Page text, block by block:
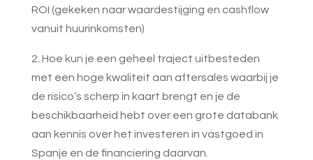
ROI (gekeken naar waardestijging en cashflow
vanuit huurinkomsten)
2. Hoe kun je een geheel traject uitbesteden
met een hoge kwaliteit aan aftersales waarbij je
de risico’s scherp in kaart brengt en je de
beschikbaarheid hebt over een grote databank
aan kennis over het investeren in vastgoed in
Spanje en de financiering daarvan.